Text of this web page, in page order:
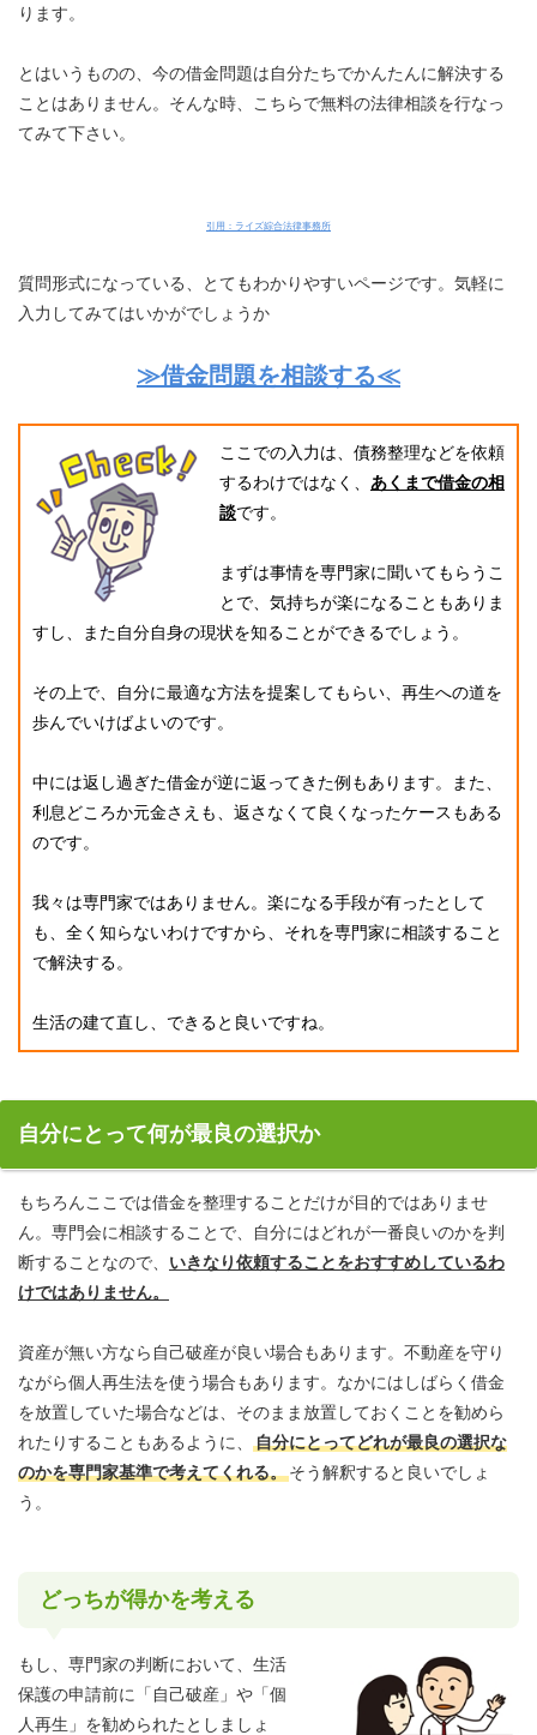
ります。
とはいうものの、今の借金問題は自分たちでかんたんに解決する
ことはありません。そんな時、こちらで無料の法律相談を行なっ
てみて下さい。
引用：ライズ綜合法律事務所
質問形式になっている、とてもわかりやすいページです。気軽に
入力してみてはいかがでしょうか
≫借金問題を相談する≪
ここでの入力は、債務整理などを依頼
するわけではなく、 あくまで借金の相
談です。
まずは事情を専門家に聞いてもらうこ
とで、気持ちが楽になることもありま
すし、また自分自身の現状を知ることができるでしょう。
その上で、自分に最適な方法を提案してもらい、再生への道を
歩んでいけばよいのです。
中には返し過ぎた借金が逆に返ってきた例もあります。また、
利息どころか元金さえも、返さなくて良くなったケースもある
のです。
我々は専門家ではありません。楽になる手段が有ったとして
も、全く知らないわけですから、それを専門家に相談すること
で解決する。
生活の建て直し、できると良いですね。
自分にとって何が最良の選択か
もちろんここでは借金を整理することだけが目的ではありませ
ん。専門会に相談することで、自分にはどれが一番良いのかを判
断することなので、 いきなり依頼することをおすすめしているわ
けではありません。
資産が無い方なら自己破産が良い場合もあります。不動産を守り
ながら個人再生法を使う場合もあります。なかにはしばらく借金
を放置していた場合などは、そのまま放置しておくことを勧めら
れたりすることもあるように、
自分にとってどれが最良の選択な
のかを専門家基準で考えてくれる。そう解釈すると良いでしょ
う。
どっちが得かを考える
もし、専門家の判断において、生活
保護の申請前に「自己破産」や「個
人再生」を勧められたとしましょ